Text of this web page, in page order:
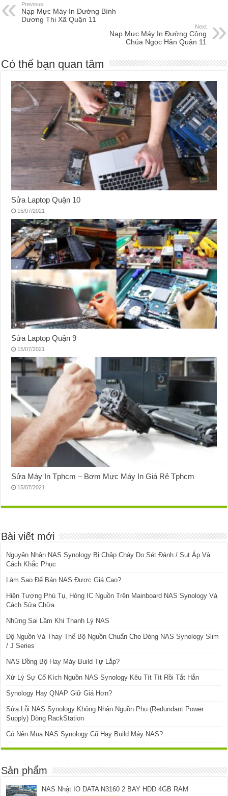
Previous
Nạp Mực Máy In Đường Bình
Dương Thi Xã Quận 11
Next
Nạp Mực Máy In Đường Công
Chúa Ngọc Hân Quận 11
Có thể bạn quan tâm
Sửa Laptop Quận 10
15/07/2021
Sửa Laptop Quận 9
15/07/2021
Sửa Máy In Tphcm – Bơm Mực Máy In Giá Rẻ Tphcm
15/07/2021
Bài viết mới
Nguyên Nhân NAS Synology Bị Chập Cháy Do Sét Đánh / Sụt Áp Và
Cách Khắc Phục
Làm Sao Để Bán NAS Được Giá Cao?
Hiện Tượng Phù Tụ, Hỏng IC Nguồn Trên Mainboard NAS Synology Và
Cách Sửa Chữa
Những Sai Lầm Khi Thanh Lý NAS
Độ Nguồn Và Thay Thế Bộ Nguồn Chuẩn Cho Dòng NAS Synology Slim
/ J Series
NAS Đồng Bộ Hay Máy Build Tự Lắp?
Xử Lý Sự Cố Kích Nguồn NAS Synology Kêu Tít Tít Rồi Tắt Hẳn
Synology Hay QNAP Giữ Giá Hơn?
Sửa Lỗi NAS Synology Không Nhận Nguồn Phụ (Redundant Power
Supply) Dòng RackStation
Có Nên Mua NAS Synology Cũ Hay Build Máy NAS?
Sản phẩm
NAS Nhật IO DATA N3160 2 BAY HDD 4GB RAM